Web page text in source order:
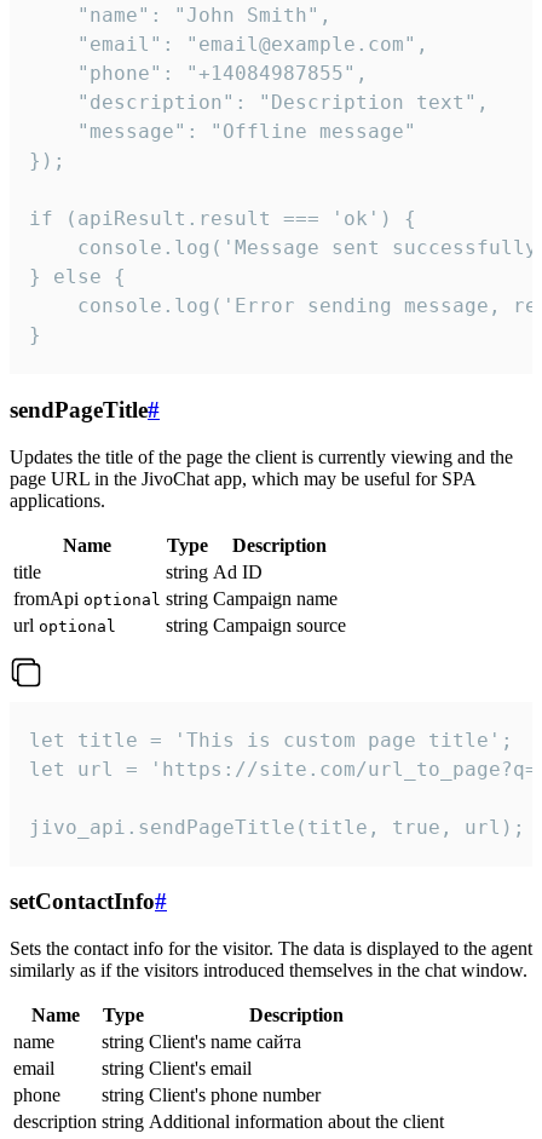
    "name": "John Smith",
    "email": "email@example.com",
    "phone": "+14084987855",
    "description": "Description text",
    "message": "Offline message"
});
if (apiResult.result === 'ok') {
console.log('Message sent
} else {
console.log('Error sending message,
}
sendPageTitle#
Updates the title of the page the client is currently viewing and the
page URL in the JivoChat app, which may be useful for SPA
applications.
Name Type
Description
title
string Ad ID
fromApi optional string Campaign name
url optional string Campaign source
let title = 'This is custom page title';
let url = 'https://site.com/
jivo_api.sendPageTitle(title, true, url);
setContactInfo#
Sets the contact info for the visitor. The data is displayed to the agent
similarly as if the visitors introduced themselves in the chat window.
Name Type
Description
name
string Client's name сайта
email
string Client's email
phone
string Client's phone number
description string Additional information about the client